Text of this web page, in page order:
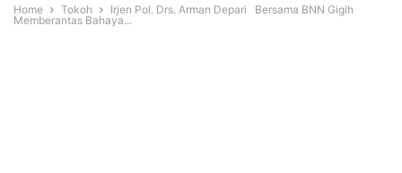
Home Tokoh
Irjen Pol. Drs. Arman Depari Bersama BNN Gigih
Memberantas Bahaya...